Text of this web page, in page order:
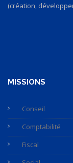
(création,
MISSIONS
Conseil
Comptabilité
Fiscal